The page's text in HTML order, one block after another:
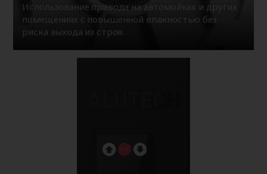
Использование привода на автомойках и других
помещениях с повышенной влажностью без
риска выхода из строя.